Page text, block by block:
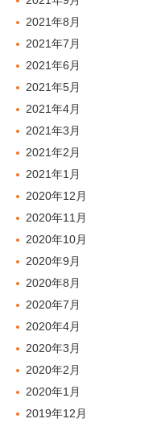
2021年8月
2021年7月
2021年6月
2021年5月
2021年4月
2021年3月
2021年2月
2021年1月
2020年12月
2020年11月
2020年10月
2020年9月
2020年8月
2020年7月
2020年4月
2020年3月
2020年2月
2020年1月
2019年12月